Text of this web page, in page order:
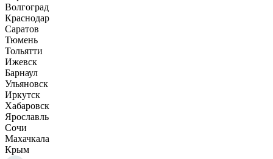
Волгоград
Краснодар
Саратов
Тюмень
Тольятти
Ижевск
Барнаул
Ульяновск
Иркутск
Хабаровск
Ярославль
Сочи
Махачкала
Крым